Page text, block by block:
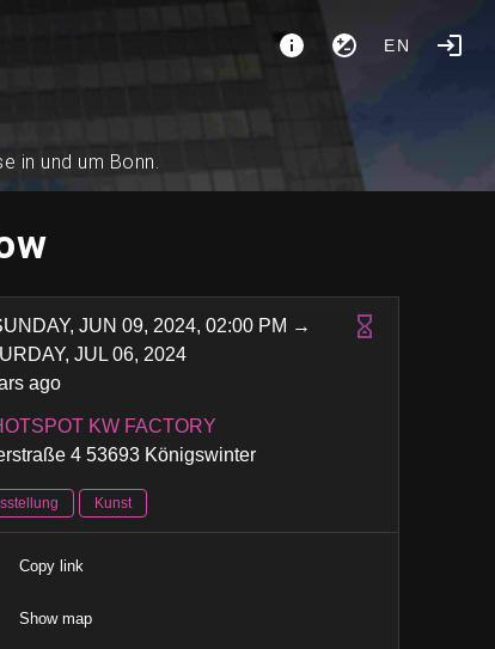
EN
in und um Bonn.
JUN 09, 2024, 02:00 PM →
JUL 06, 2024
ago
KW FACTORY
4 53693 Königswinter
Kunst
Copy link
Show map